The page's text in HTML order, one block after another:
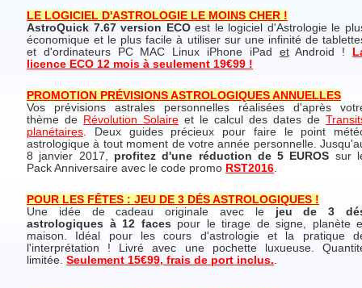
LE LOGICIEL D'ASTROLOGIE LE MOINS CHER !
AstroQuick 7.67 version ECOest le logiciel d'Astrologie le
économique et le plus facile à utiliser sur une infinité de
et d'ordinateurs PC MAC Linux iPhone iPad etAndroid !
licence ECO 12 mois à seulement 19€99 !
PROMOTION PRÉVISIONS ASTROLOGIQUES ANNUELLES
Vos prévisions astrales personnelles réalisées d'après
thème de Révolution Solaire et le calcul des dates de
planétaires. Deux guides précieux pour faire le point
astrologique à tout moment de votre année personnelle.
8 janvier 2017, profitez d'une réduction de 5 EUROS sur
Pack Anniversaire avec le code promo RST2016.
POUR LES FÊTES : JEU DE 3 DÉS ASTROLOGIQUES !
Une idée de cadeau originale avec le jeu de 3
astrologiques à 12 facespour le tirage de signe, planète
maison. Idéal pour les cours d'astrologie et la pratique
l'interprétation ! Livré avec une pochette luxueuse.
limitée. Seulement 15€99, frais de port inclus..